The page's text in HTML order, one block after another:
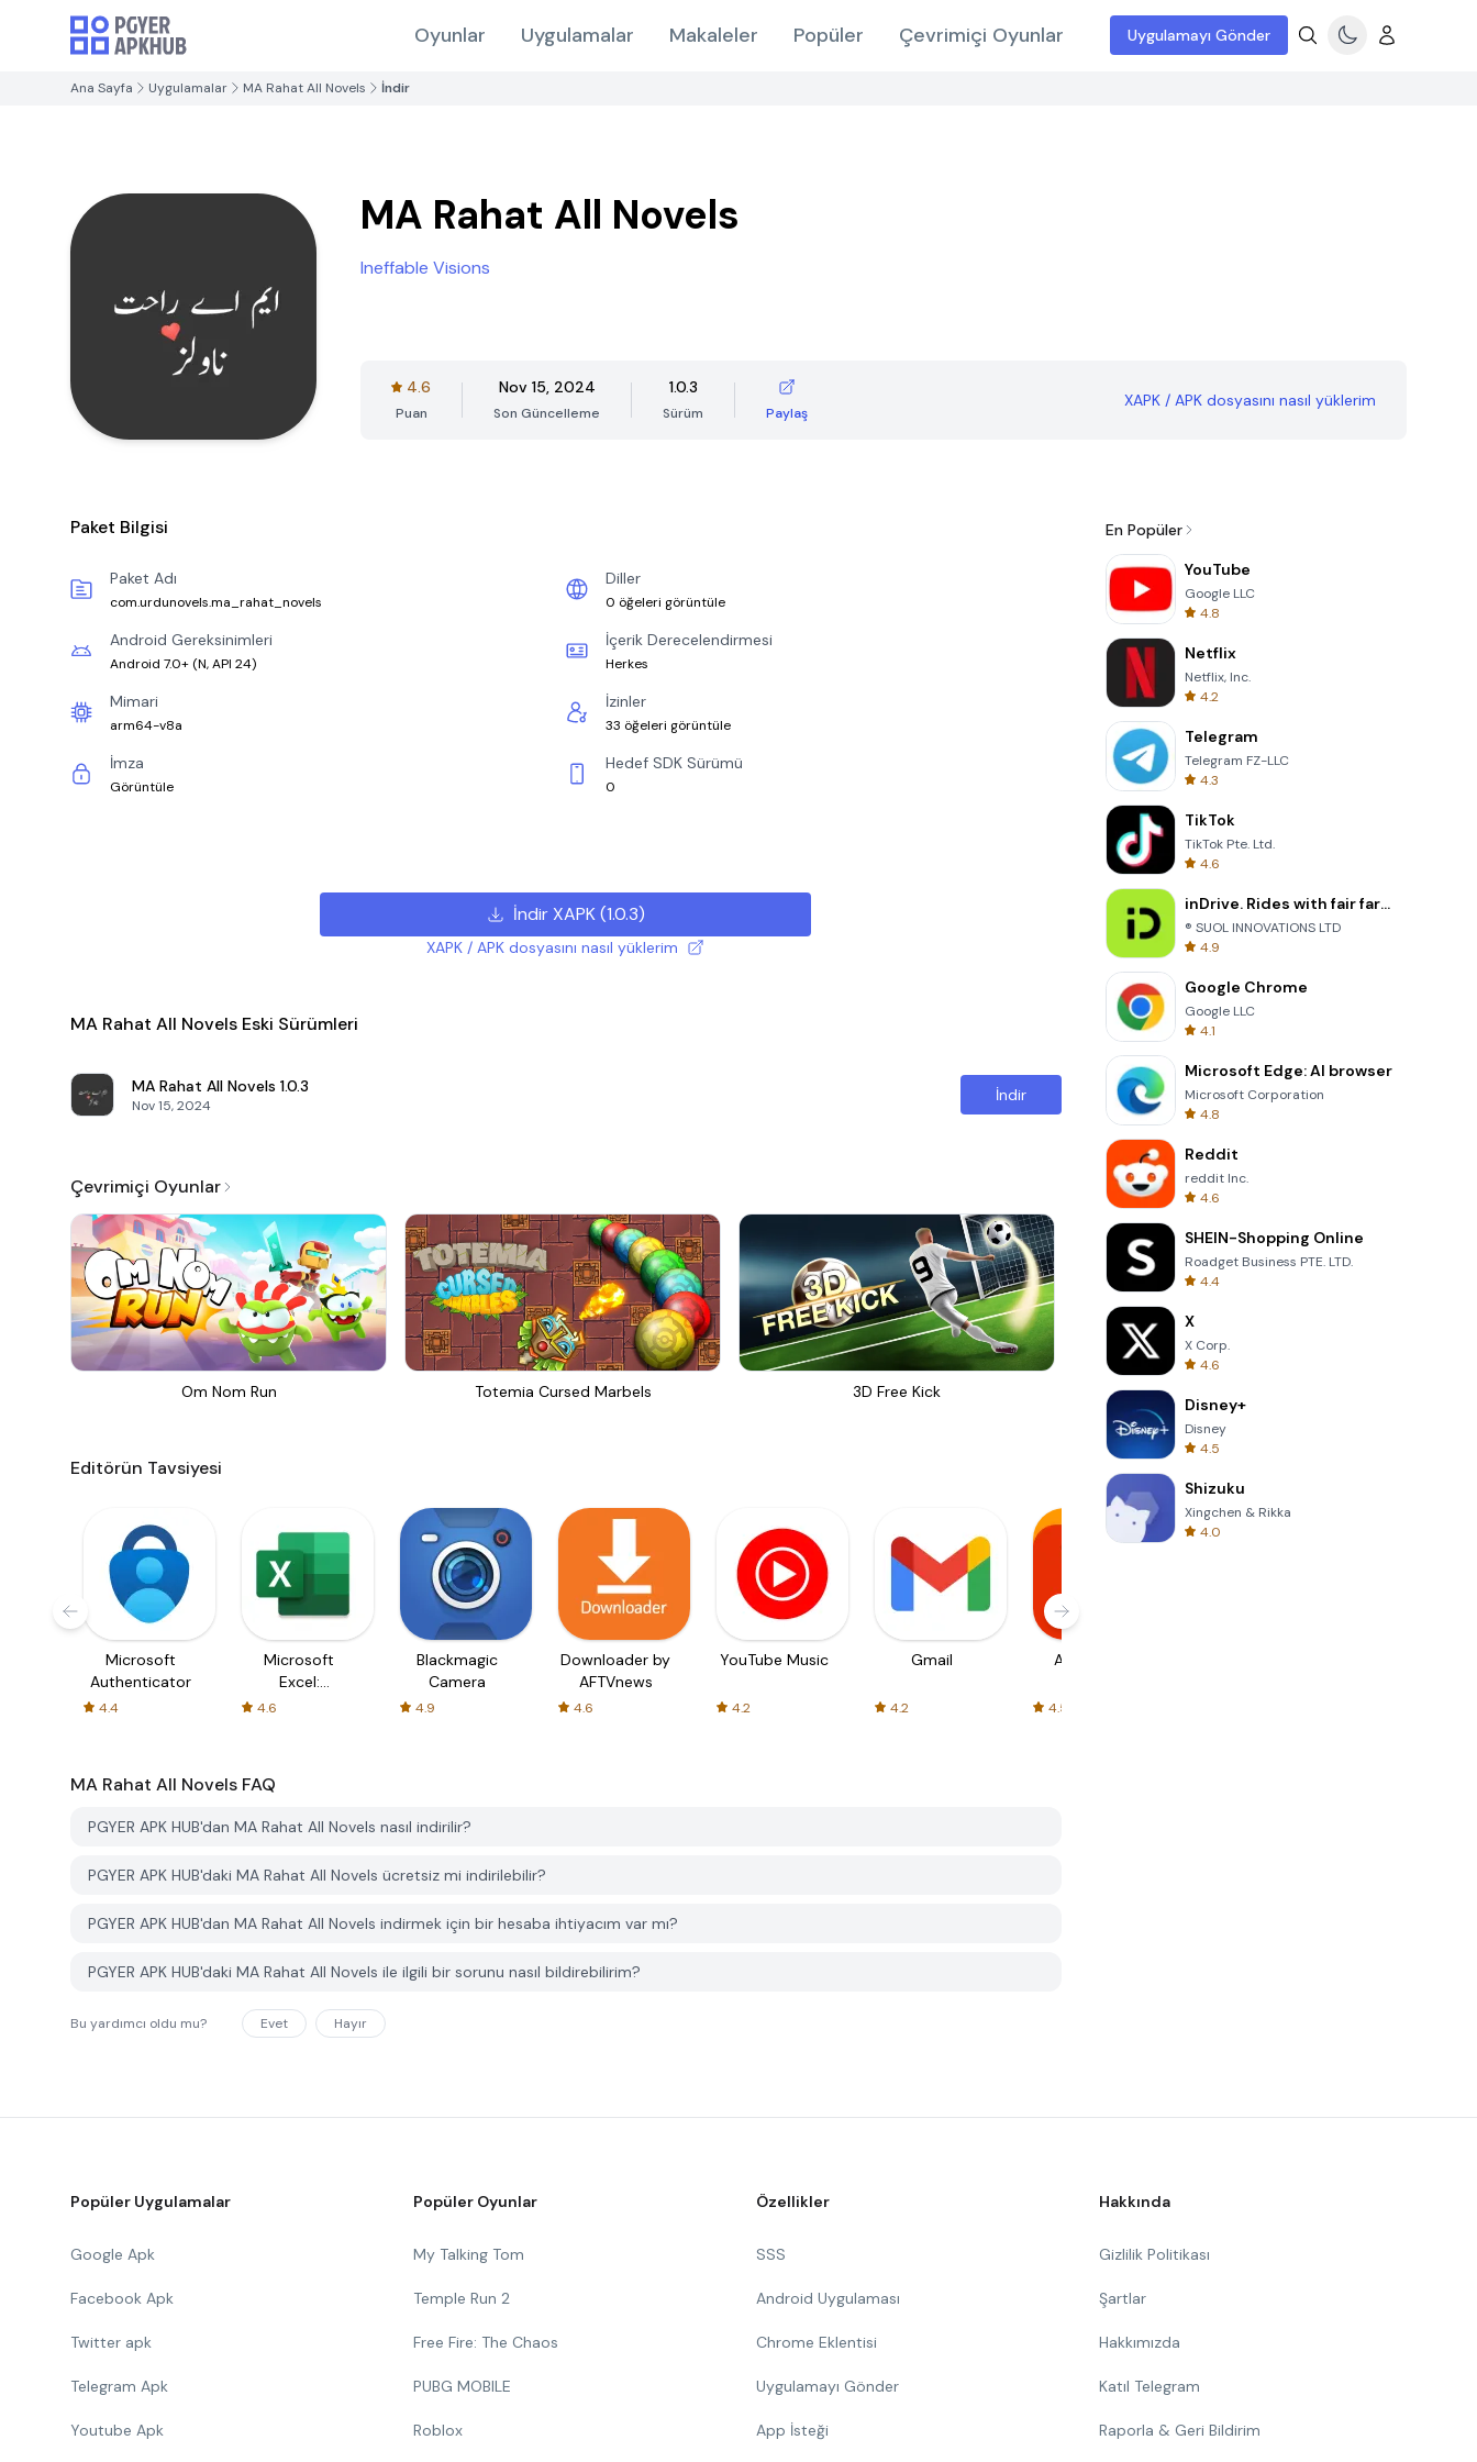
Oyunlar Uygulamalar Makaleler Popüler Çevrimiçi Oyunlar Uygulamayı Gönder
Ana Sayfa Uygulamalar MA Rahat All Novels İndir
MA Rahat All Novels
Ineffable Visions
4.6
Puan
Nov 15, 2024
Son Güncelleme
1.0.3
Sürüm Paylaş
XAPK / APK dosyasını nasıl yüklerim
Paket Bilgisi
Paket Adı
com.urdunovels.ma_rahat_novels
Diller
0 öğeleri görüntüle
Android Gereksinimleri
Android 7.0+ (N, API 24)
İçerik Derecelendirmesi
Herkes
Mimari
arm64-v8a
İzinler
33 öğeleri görüntüle
İmza
Görüntüle
Hedef SDK Sürümü
0
İndir XAPK(1.0.3)
XAPK / APK dosyasını nasıl yüklerim
MA Rahat All Novels Eski Sürümleri
MA Rahat All Novels 1.0.3
Nov 15, 2024
İndir
Çevrimiçi Oyunlar
Om Nom Run Totemia Cursed Marbels 3D Free Kick
Editörün Tavsiyesi
Microsoft
Authenticator
4.4
Microsoft
Excel:
Spreadsheets
4.6
Blackmagic
Camera
4.9
Downloader by
AFTVnews
4.6
YouTube Music
4.2
Gmail
4.2
AliExpress
4.5
MA Rahat All Novels FAQ
PGYER APK HUB'dan MA Rahat All Novels nasıl indirilir?
PGYER APK HUB'daki MA Rahat All Novels ücretsiz mi indirilebilir?
PGYER APK HUB'dan MA Rahat All Novels indirmek için bir hesaba ihtiyacım var mı?
PGYER APK HUB'daki MA Rahat All Novels ile ilgili bir sorunu nasıl bildirebilirim?
Bu yardımcı oldu mu? Evet Hayır
En Popüler
YouTube
Google LLC
4.8
Netflix
Netflix, Inc.
4.2
Telegram
Telegram FZ-LLC
4.3
TikTok
TikTok Pte. Ltd.
4.6
inDrive. Rides with fair fares
® SUOL INNOVATIONS LTD
4.9
Google Chrome
Google LLC
4.1
Microsoft Edge: AI browser
Microsoft Corporation
4.8
Reddit
reddit Inc.
4.6
SHEIN-Shopping Online
Roadget Business PTE. LTD.
4.4
X
X Corp.
4.6
Disney+
Disney
4.5
Shizuku
Xingchen & Rikka
4.0
Popüler Uygulamalar
Google Apk
Facebook Apk
Twitter apk
Telegram Apk
Youtube Apk
Popüler Oyunlar
My Talking Tom
Temple Run 2
Free Fire: The Chaos
PUBG MOBILE
Roblox
Özellikler
SSS
Android Uygulaması
Chrome Eklentisi
Uygulamayı Gönder
App İsteği
Hakkında
Gizlilik Politikası
Şartlar
Hakkımızda
Katıl Telegram
Raporla & Geri Bildirim